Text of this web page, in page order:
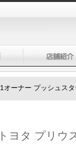
オーナー プッシュス
ヨタ プリウ